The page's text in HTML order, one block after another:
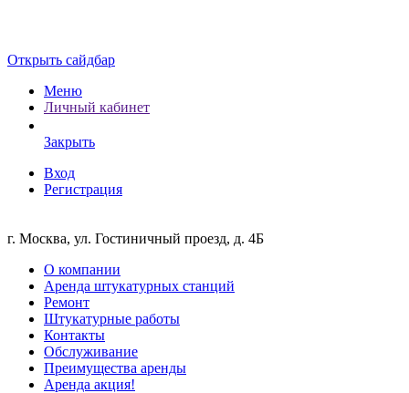
Открыть сайдбар
Меню
Личный кабинет
Закрыть
Вход
Регистрация
г. Москва, ул. Гостиничный проезд, д. 4Б
О компании
Аренда штукатурных станций
Ремонт
Штукатурные работы
Контакты
Обслуживание
Преимущества аренды
Аренда акция!